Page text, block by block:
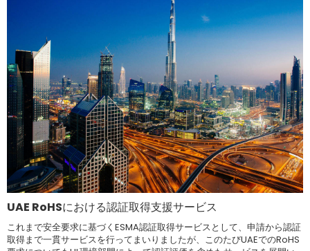
UAE RoHSにおける認証取得支援サービス
これまで安全要求に基づくESMA認証取得サービスとして、申請から認証
取得まで一貫サービスを行ってまいりましたが、このたびUAEでのRoHS